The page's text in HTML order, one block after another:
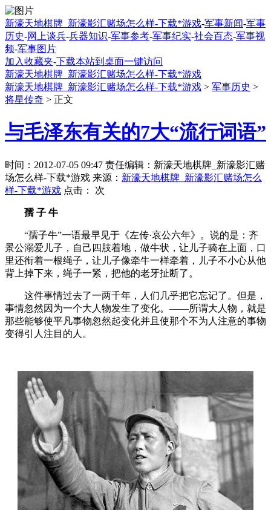
新濠天地棋牌_新濠影汇赌场怎么样-下载*游戏-军事新闻-军事
历史-网上谈兵-兵器知识-军事参考-军事纪实-社会百态-军事视
频-军事图片
加入收藏夹-下载本站到桌面一键访问
新濠天地棋牌_新濠影汇赌场怎么样-下载*游戏
新濠天地棋牌_新濠影汇赌场怎么样-下载*游戏 > 军事历史 >
将星传奇 > 正文
与毛泽东有关的7大“流行词语”
时间：2012-07-05 09:47 责任编辑：新濠天地棋牌_新濠影汇赌
场怎么样-下载*游戏 来源： 新濠天地棋牌_新濠影汇赌场怎么
样-下载*游戏 点击： 次
孺 子 牛
“孺子牛”一语最早见于《左传·哀公六年》。说的是：齐
景公溺爱儿子，自己四肢着地，做牛状，让儿子骑在上面，口
里还衔着一根绳子，让儿子像牵牛一样牵着，儿子不小心从他
背上掉下来，绳子一紧，把他的老牙扯断了。
这件事情过去了一两千年，人们几乎把它忘记了。但是，
事情忽然因为一个大人物发生了变化。——所谓大人物，就是
那些能够使平凡事物忽然起变化并且使那个不为人注意的事物
变得引人注目的人。